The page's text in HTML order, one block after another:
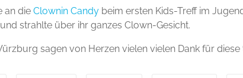
an die Clownin Candy beim ersten Kids-Treff im
strahlte über ihr ganzes Clown-Gesicht.
sagen von Herzen vielen vielen Dank für